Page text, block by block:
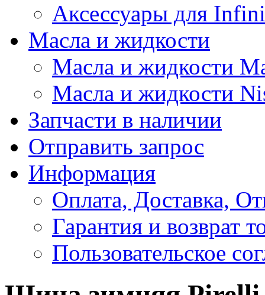
Аксессуары для
Масла и жидкости
Масла и жидкости
Масла и жидкости
Запчасти в наличии
Отправить запрос
Информация
Оплата, Доставка,
Гарантия и возврат
Пользовательское